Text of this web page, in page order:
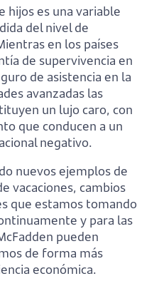
hijos es una variable
del nivel de
en los países
de supervivencia en
de asistencia en la
avanzadas las
un lujo caro, con
que conducen a un
negativo.
nuevos ejemplos de
vacaciones, cambios
que estamos tomando
y para las
pueden
de forma más
económica.